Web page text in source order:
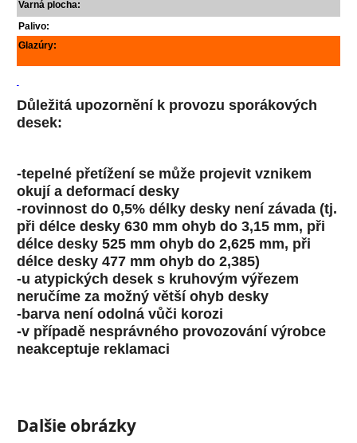
Varná plocha:
Palivo:
Glazúry:
Důležitá upozornění k provozu sporákových
desek:
-tepelné přetížení se může projevit vznikem
okují a deformací desky
-rovinnost do 0,5% délky desky není závada (tj.
při délce desky 630 mm ohyb do 3,15 mm, při
délce desky 525 mm ohyb do 2,625 mm, při
délce desky 477 mm ohyb do 2,385)
-u atypických desek s kruhovým výřezem
neručíme za možný větší ohyb desky
-barva není odolná vůči korozi
-v případě nesprávného provozování výrobce
neakceptuje reklamaci
Dalšie obrázky